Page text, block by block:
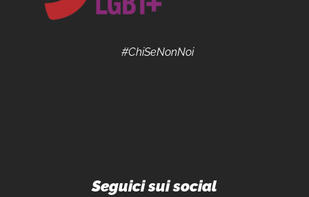
#ChiSeNonNoi
Seguici sui social